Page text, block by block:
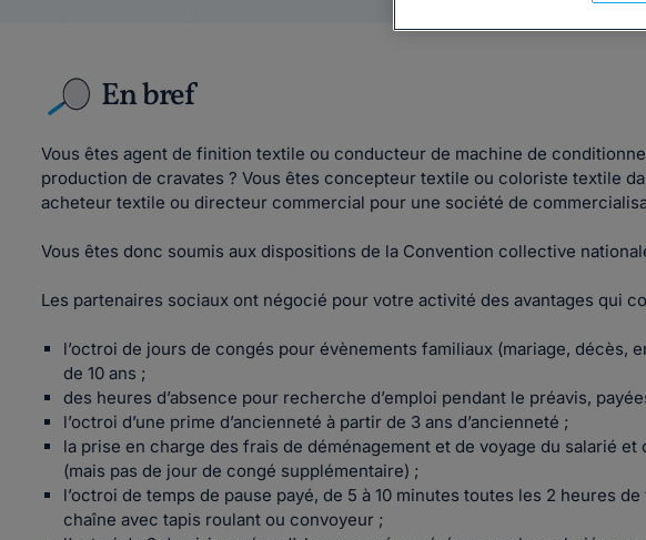
En bref
Vous êtes agent de finition textile ou conducteur de machine de
production de cravates ? Vous êtes concepteur textile ou coloriste textile
acheteur textile ou directeur commercial pour une société de
Vous êtes donc soumis aux dispositions de la Convention collective
Les partenaires sociaux ont négocié pour votre activité des avantages qui
l’octroi de jours de congés pour évènements familiaux (mariage, décès,
de 10 ans ;
des heures d’absence pour recherche d’emploi pendant le préavis,
l’octroi d’une prime d’ancienneté à partir de 3 ans d’ancienneté ;
la prise en charge des frais de déménagement et de voyage du salarié
(mais pas de jour de congé supplémentaire) ;
l’octroi de temps de pause payé, de 5 à 10 minutes toutes les 2 heures
chaîne avec tapis roulant ou convoyeur ;